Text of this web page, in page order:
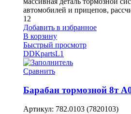
автомобилей и прицепов,
12
Добавить в избранное
В корзину
Быстрый просмотр
DDKpartsL1
Сравнить
Барабан тормозной 8т
Артикул: 782.0103 (7820103)